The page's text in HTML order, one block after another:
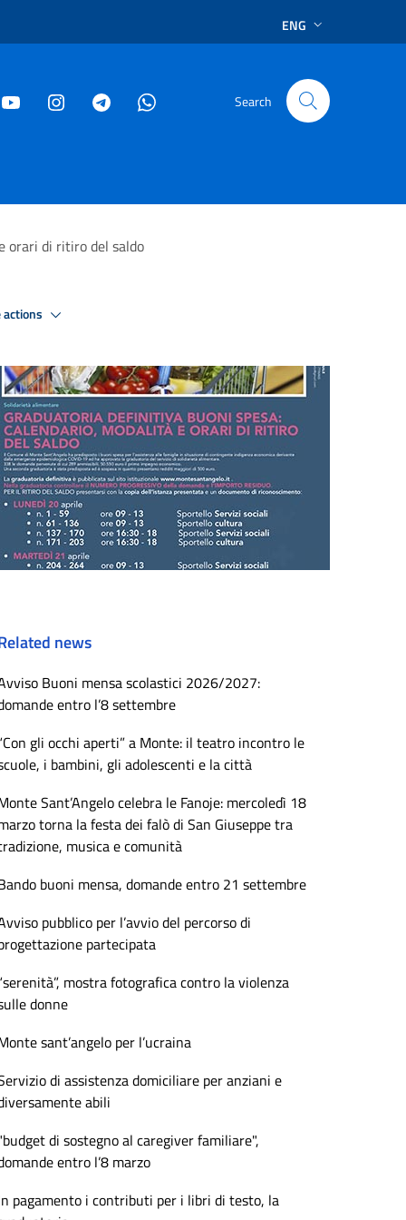
ENG
Search
orari di ritiro del saldo
actions
news
Buoni mensa scolastici 2026/2027:
entro l’8 settembre
gli occhi aperti” a Monte: il teatro incontro le
i bambini, gli adolescenti e la città
Sant’Angelo celebra le Fanoje: mercoledì 18
torna la festa dei falò di San Giuseppe tra
musica e comunità
buoni mensa, domande entro 21 settembre
pubblico per l’avvio del percorso di
partecipata
mostra fotografica contro la violenza
donne
sant’angelo per l’ucraina
di assistenza domiciliare per anziani e
abili
di sostegno al caregiver familiare",
entro l’8 marzo
pagamento i contributi per i libri di testo, la